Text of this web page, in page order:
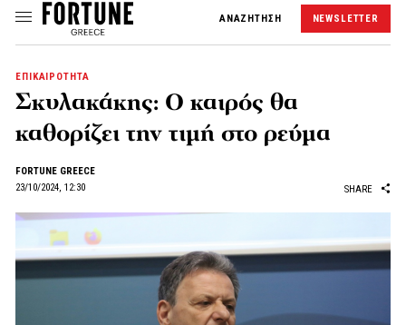
ΑΝΑΖΗΤΗΣΗ NEWSLETTER
ΕΠΙΚΑΙΡΟΤΗΤΑ
Σκυλακάκης: Ο καιρός θα
καθορίζει την τιμή στο ρεύμα
FORTUNE GREECE
23/10/2024, 12:30
SHARE